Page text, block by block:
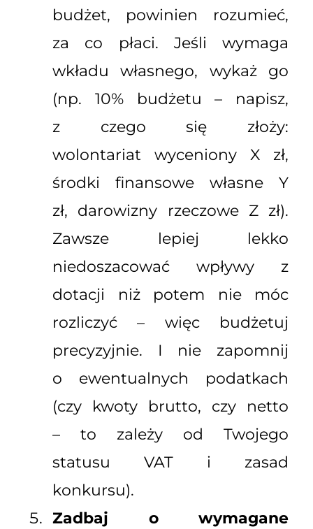
budżet, powinien rozumieć,
za co płaci. Jeśli wymaga
wkładu własnego, wykaż go
(np. 10% budżetu – napisz,
z czego się złoży:
wolontariat wyceniony X zł,
środki finansowe własne Y
zł, darowizny rzeczowe Z zł).
Zawsze lepiej lekko
niedoszacować wpływy z
dotacji niż potem nie móc
rozliczyć – więc budżetuj
precyzyjnie. I nie zapomnij
o ewentualnych podatkach
(czy kwoty brutto, czy netto
– to zależy od Twojego
statusu VAT i zasad
konkursu).
Zadbaj o wymagane